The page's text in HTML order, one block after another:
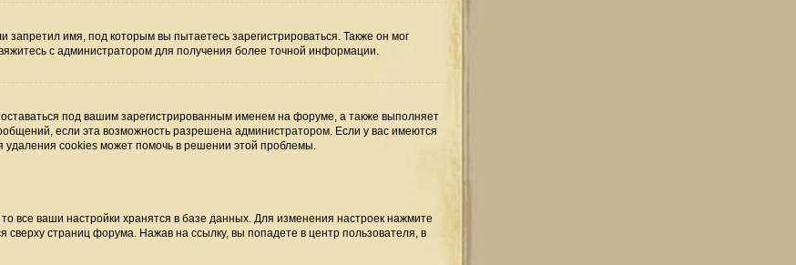
имя, под которым вы пытаетесь зарегистрироваться. Также он мог
с администратором для получения более точной информации.
под вашим зарегистрированным именем на форуме, а также выполняет
если эта возможность разрешена администратором. Если у вас имеются
cookies может помочь в решении этой проблемы.
все ваши настройки хранятся в базе данных. Для изменения настроек нажмите
сверху страниц форума. Нажав на ссылку, вы попадете в центр пользователя, в